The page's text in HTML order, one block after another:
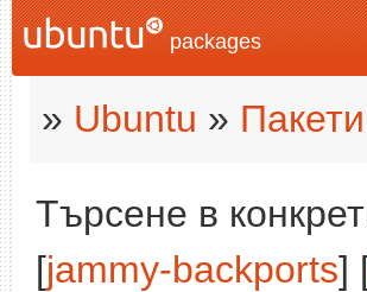
packages
» Ubuntu » Пакети
Търсене в
[jammy-backports]